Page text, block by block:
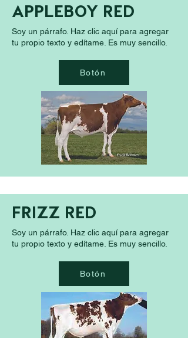
APPLEBOY RED
Soy un párrafo. Haz clic aquí para agregar
tu propio texto y edítame. Es muy sencillo.
Botón
FRIZZ RED
Soy un párrafo. Haz clic aquí para agregar
tu propio texto y edítame. Es muy sencillo.
Botón